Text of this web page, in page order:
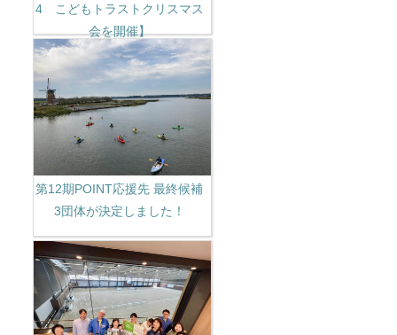
4 こどもトラストクリスマス
会を開催】
第12期POINT応援先 最終候補
3団体が決定しました！